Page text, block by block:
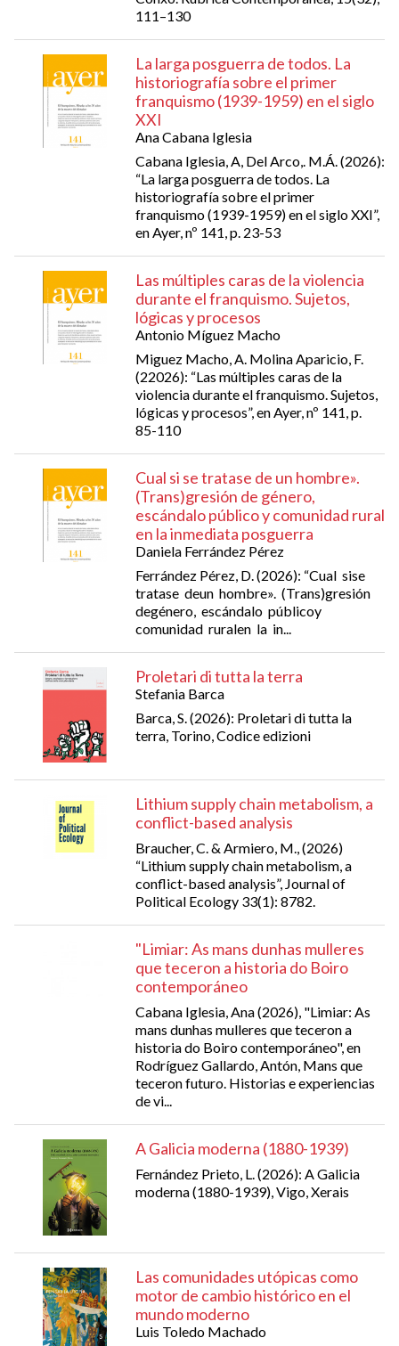
111–130
La larga posguerra de todos. La
historiografía sobre el primer
franquismo (1939-1959) en el siglo
XXI
Ana Cabana Iglesia
Cabana Iglesia, A, Del Arco,. M.Á. (2026):
“La larga posguerra de todos. La
historiografía sobre el primer
franquismo (1939-1959) en el siglo XXI”,
en Ayer, nº 141, p. 23-53
Las múltiples caras de la violencia
durante el franquismo. Sujetos,
lógicas y procesos
Antonio Míguez Macho
Miguez Macho, A. Molina Aparicio, F.
(22026): “Las múltiples caras de la
violencia durante el franquismo. Sujetos,
lógicas y procesos”, en Ayer, nº 141, p.
85-110
Cual si se tratase de un hombre».
(Trans)gresión de género,
escándalo público y comunidad rural
en la inmediata posguerra
Daniela Ferrández Pérez
Ferrández Pérez, D. (2026): “Cual sise
tratase deun hombre». (Trans)gresión
degénero, escándalo públicoy
comunidad ruralen la in...
Proletari di tutta la terra
Stefania Barca
Barca, S. (2026): Proletari di tutta la
terra, Torino, Codice edizioni
Lithium supply chain metabolism, a
conflict-based analysis
Braucher, C. & Armiero, M., (2026)
“Lithium supply chain metabolism, a
conflict-based analysis”, Journal of
Political Ecology 33(1): 8782.
"Limiar: As mans dunhas mulleres
que teceron a historia do Boiro
contemporáneo
Cabana Iglesia, Ana (2026), "Limiar: As
mans dunhas mulleres que teceron a
historia do Boiro contemporáneo", en
Rodríguez Gallardo, Antón, Mans que
teceron futuro. Historias e experiencias
de vi...
A Galicia moderna (1880-1939)
Fernández Prieto, L. (2026): A Galicia
moderna (1880-1939), Vigo, Xerais
Las comunidades utópicas como
motor de cambio histórico en el
mundo moderno
Luis Toledo Machado